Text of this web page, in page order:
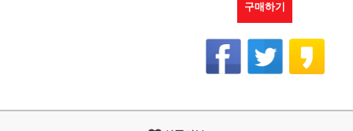
구매하기